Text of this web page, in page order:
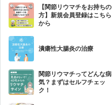
【関節リウマチをお持ちの
方】新規会員登録はこちら
から
潰瘍性大腸炎の治療
関節リウマチってどんな病
気？まずはセルフチェッ
ク！